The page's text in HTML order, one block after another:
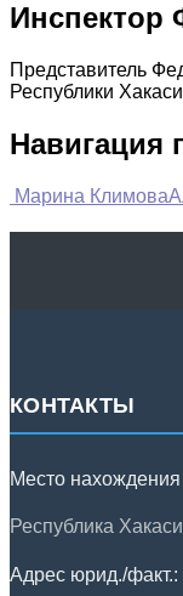
Инспектор
Представитель
Республики
Навигация
Марина Климова
КОНТАКТЫ
Место нахождения
Республика
Адрес юрид./факт.: